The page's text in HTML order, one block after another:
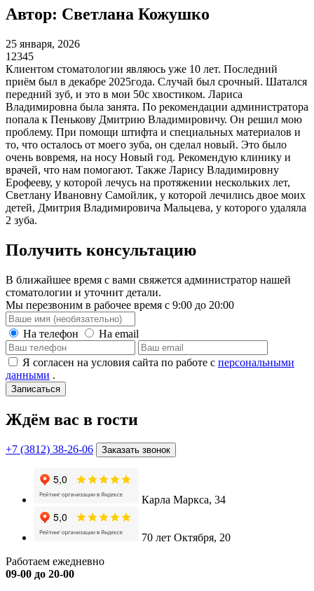
Автор: Светлана Кожушко
25 января, 2026
1 2345
Клиентом стоматологии являюсь уже 10 лет. Последний
приём был в декабре 2025года. Случай был срочный. Шатался
передний зуб, и это в мои 50с хвостиком. Лариса
Владимировна была занята. По рекомендации администратора
попала к Пенькову Дмитрию Владимировичу. Он решил мою
проблему. При помощи штифта и специальных материалов и
то, что осталось от моего зуба, он сделал новый. Это было
очень вовремя, на носу Новый год. Рекомендую клинику и
врачей, что нам помогают. Также Ларису Владимировну
Ерофееву, у которой лечусь на протяжении нескольких лет,
Светлану Ивановну Самойлик, у которой лечились двое моих
детей, Дмитрия Владимировича Мальцева, у которого удаляла
2 зуба.
Получить консультацию
В ближайшее время с вами свяжется администратор нашей
стоматологии и уточнит детали.
Мы перезвоним в рабочее время с 9:00 до 20:00
На телефон На email
Я согласен на условия сайта по работе с персональными
данными .
Записаться
Ждём вас в гости
+7 (3812) 38-26-06 Заказать звонок
Карла Маркса, 34
70 лет Октября, 20
Работаем ежедневно
09-00 до 20-00